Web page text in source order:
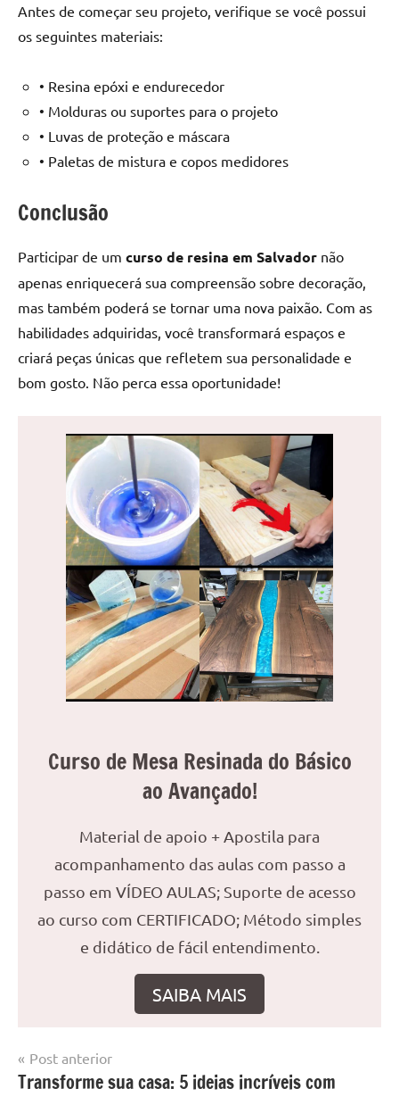
Antes de começar seu projeto, verifique se você possui
os seguintes materiais:
• Resina epóxi e endurecedor
• Molduras ou suportes para o projeto
• Luvas de proteção e máscara
• Paletas de mistura e copos medidores
Conclusão
Participar de um curso de resina em Salvador não
apenas enriquecerá sua compreensão sobre decoração,
mas também poderá se tornar uma nova paixão. Com as
habilidades adquiridas, você transformará espaços e
criará peças únicas que refletem sua personalidade e
bom gosto. Não perca essa oportunidade!
Curso de Mesa Resinada do Básico
ao Avançado!
Material de apoio + Apostila para
acompanhamento das aulas com passo a
passo em VÍDEO AULAS; Suporte de acesso
ao curso com CERTIFICADO; Método simples
e didático de fácil entendimento.
SAIBA MAIS
Marcado
com
Mesa
resinada
Navegação
de
Post anterior
Transforme sua casa: 5 ideias incríveis com